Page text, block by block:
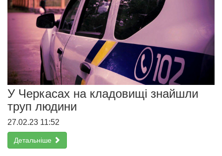
У Черкасах на кладовищі знайшли
труп людини
27.02.23 11:52
Детальніше